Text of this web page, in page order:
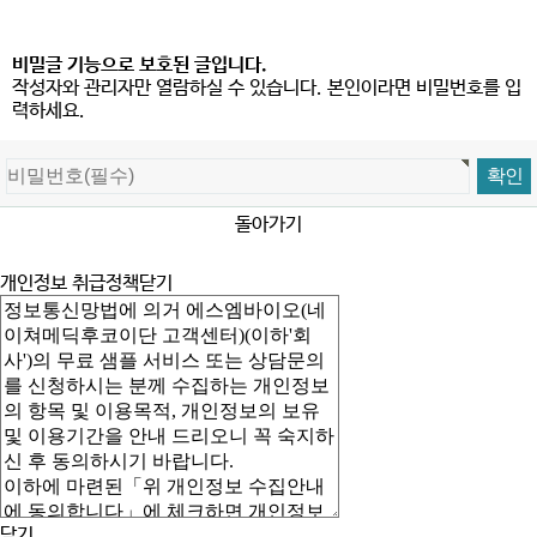
비밀글 기능으로 보호된 글입니다.
작성자와 관리자만 열람하실 수 있습니다. 본인이라면 비밀번호를 입
력하세요.
돌아가기
개인정보 취급정책닫기